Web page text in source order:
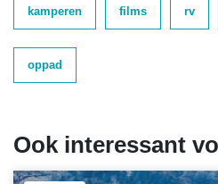
kamperen films rv
oppad
Ook interessant